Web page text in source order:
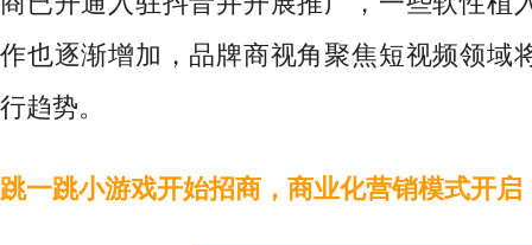
作也逐渐增加，品牌商视角聚焦短视频领域
行趋势。
跳一跳小游戏开始招商，商业化营销模式开启